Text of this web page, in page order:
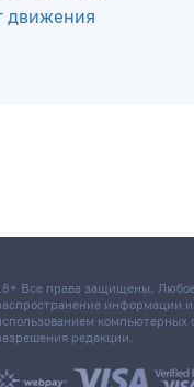
движения
Все права защищены.
информации
компьютерных
редакции.